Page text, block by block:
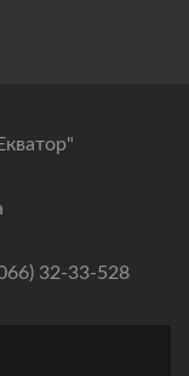
32-33-528